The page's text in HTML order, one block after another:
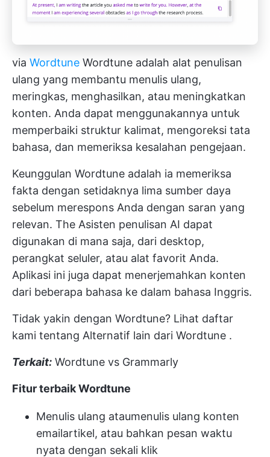
via Wordtune Wordtune adalah alat penulisan
ulang yang membantu menulis ulang,
meringkas, menghasilkan, atau meningkatkan
konten. Anda dapat menggunakannya untuk
memperbaiki struktur kalimat, mengoreksi tata
bahasa, dan memeriksa kesalahan pengejaan.
Keunggulan Wordtune adalah ia memeriksa
fakta dengan setidaknya lima sumber daya
sebelum merespons Anda dengan saran yang
relevan. The Asisten penulisan AI dapat
digunakan di mana saja, dari desktop,
perangkat seluler, atau alat favorit Anda.
Aplikasi ini juga dapat menerjemahkan konten
dari beberapa bahasa ke dalam bahasa Inggris.
Tidak yakin dengan Wordtune? Lihat daftar
kami tentang Alternatif lain dari Wordtune .
Terkait: Wordtune vs Grammarly
Fitur terbaik Wordtune
Menulis ulang ataumenulis ulang konten
emailartikel, atau bahkan pesan waktu
nyata dengan sekali klik